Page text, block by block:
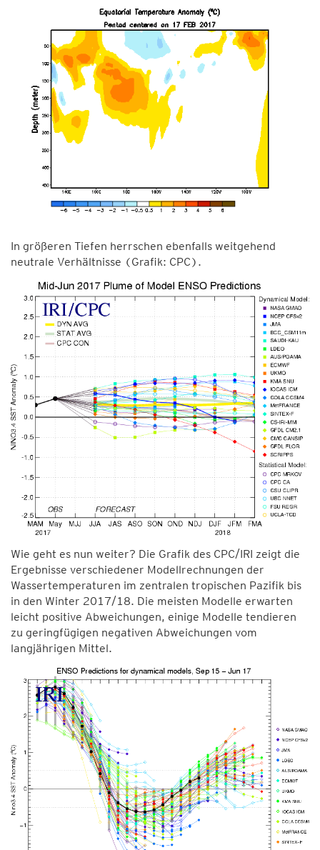
In größeren Tiefen herrschen ebenfalls weitgehend
neutrale Verhältnisse (Grafik: CPC).
Wie geht es nun weiter? Die Grafik des CPC/IRI zeigt die
Ergebnisse verschiedener Modellrechnungen der
Wassertemperaturen im zentralen tropischen Pazifik bis
in den Winter 2017/18. Die meisten Modelle erwarten
leicht positive Abweichungen, einige Modelle tendieren
zu geringfügigen negativen Abweichungen vom
langjährigen Mittel.